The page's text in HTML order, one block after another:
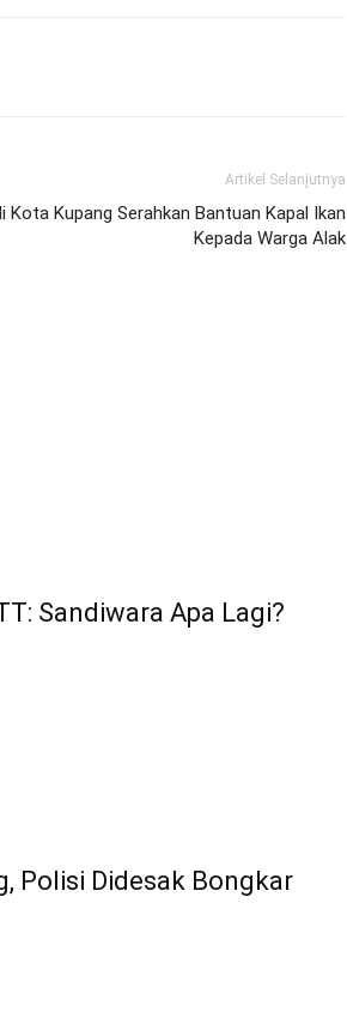
Artikel Selanjutnya
Kota Kupang Serahkan Bantuan Kapal Ikan
Kepada Warga Alak
Sandiwara Apa Lagi?
Polisi Didesak Bongkar